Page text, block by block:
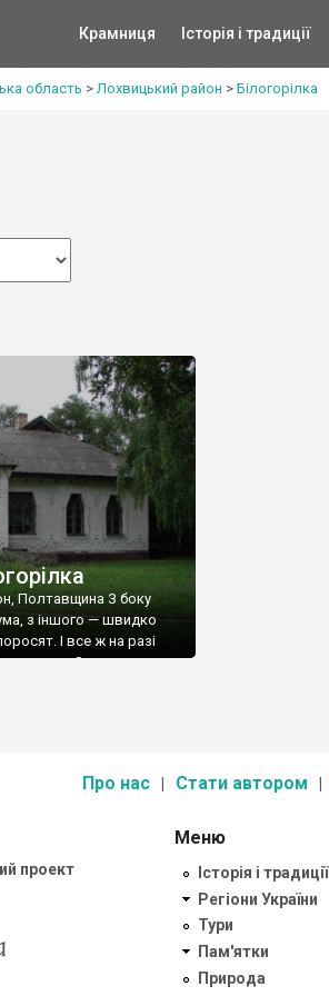
Крамниця Історія і традиції
область >Лохвицький район > Білогорілка
Полтавщина З боку
з іншого — швидко
І все ж на разі
Здається,
Про нас Стати автором
проект
Меню
Історія і традиції
Регіони України
Тури
Пам'ятки
Природа